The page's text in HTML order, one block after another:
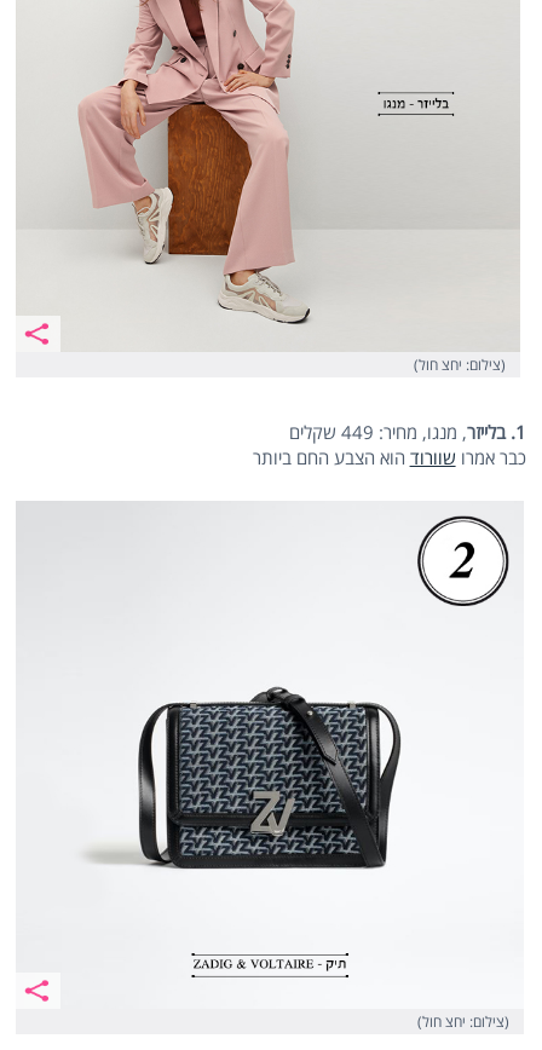
(צילום: יחצ חול)
1. בלייזר
, מנגו, מחיר: 449 שקלים
כבר אמרו שוורוד הוא הצבע החם ביותר
(צילום: יחצ חול)